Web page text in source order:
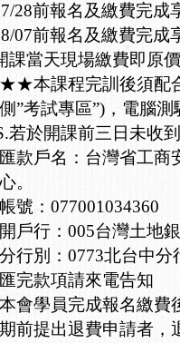
28前報名及繳費完成
07前報名及繳費完成
課當天現場繳費即原
本課程完訓後須配
”考試專區”)，電腦
若於開課前三日未收
款戶名：台灣省工商
。
號：077001034360
戶行：005台灣土地
行別：0773北台中分
完款項請來電告知
會學員完成報名繳費
前提出退費申請者，